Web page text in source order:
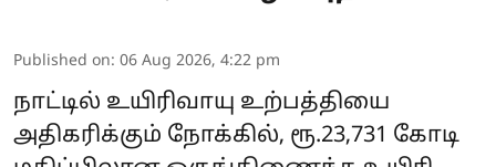
Published on: 06 Aug 2026, 4:22 pm
நாட்டில் உயிரிவாயு உற்பத்தியை
அதிகரிக்கும் நோக்கில், ரூ.23,731 கோடி